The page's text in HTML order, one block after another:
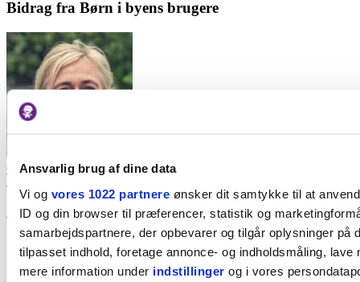
Ansvarlig brug af dine data
Vi og vores 1022 partnereønsker dit samtykke til at
ID og din browser til præferencer, statistik og
samarbejdspartnere, der opbevarer og tilgår oplysninger på
tilpasset indhold, foretage annonce- og indholdsmåling,
mere information under indstillinger og i vores
Bidrag fra Børn i byens brugere
Caroline Meldgaard
Journalist på Børn i byen
Har du tips og erfaringer, som andre familier kan få glæde af?
Svar